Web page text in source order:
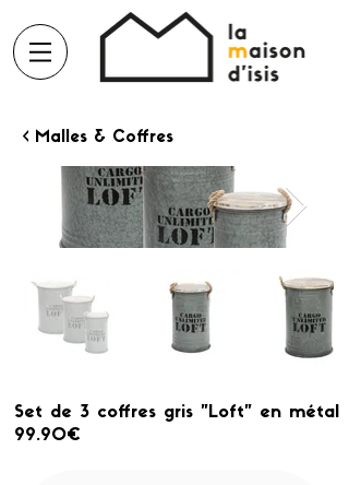
< Malles & Coffres
Set de 3 coffres gris "Loft" en métal
99.90€